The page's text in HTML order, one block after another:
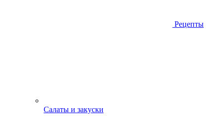
Рецепты
Салаты и закуски